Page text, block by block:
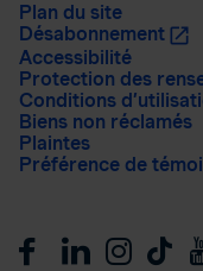
Plan du site
Désabonnement
Accessibilité
Protection des
Conditions
Biens non réclamés
Plaintes
Préférence de